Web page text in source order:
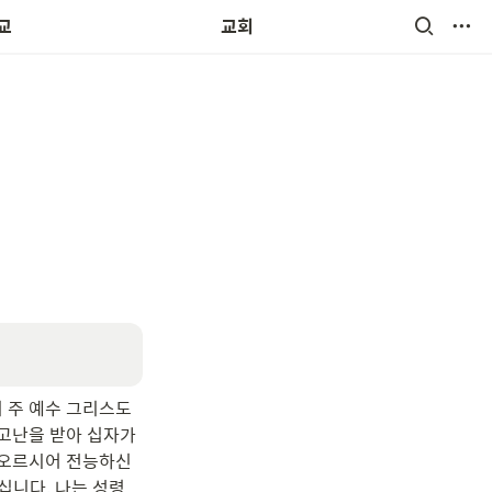
교회
교회소식 및 앨범
예수 그리스도
난을 받아 십자가
르시어 전능하신